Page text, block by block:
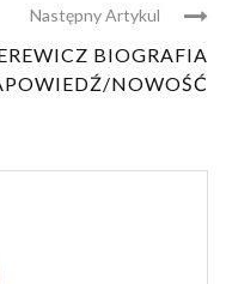
Następny Artykul
BIOGRAFIA
NOWOŚĆ